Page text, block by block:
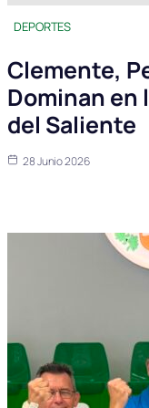
DEPORTES
Clemente,
Dominan en
del Saliente
28 Junio 2026